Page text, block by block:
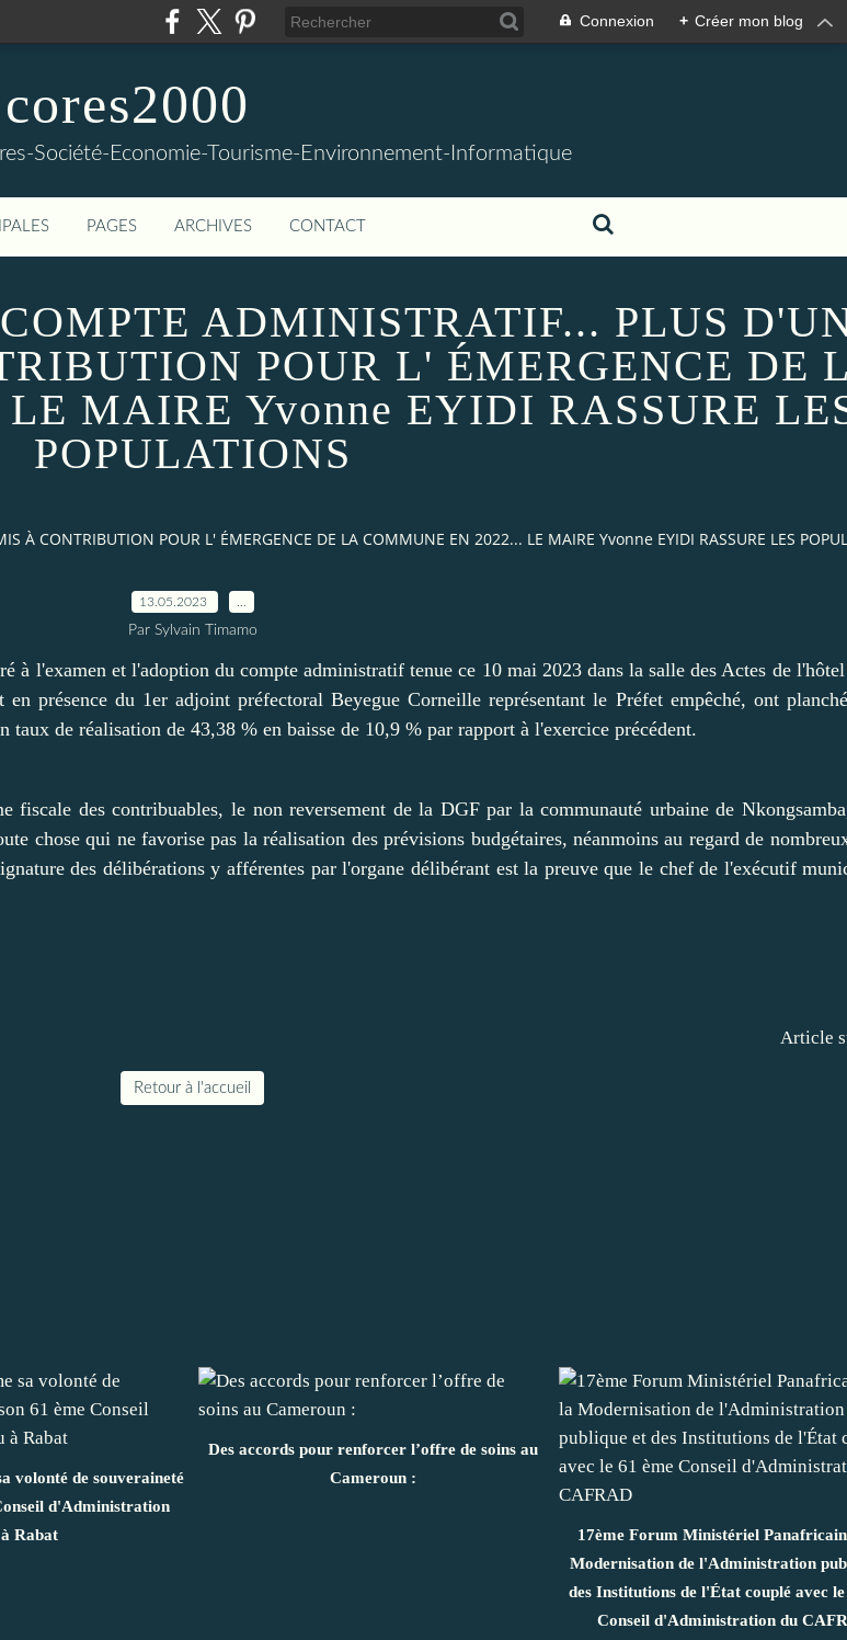
Connexion + Créer mon blog
Société-Economie-Tourisme-Environnement-Informatique
PAGES ARCHIVES CONTACT
ADMINISTRATIF... PLUS
POUR L' ÉMERGENCE DE
MAIRE Yvonne EYIDI RASSURE
POPULATIONS
À CONTRIBUTION POUR L' ÉMERGENCE DE LA COMMUNE EN 2022... LE MAIRE Yvonne EYIDI RASSURE LES
13.05.2023
Par Sylvain Timamo
à l'examen et l'adoption du compte administratif tenue ce 10 mai 2023 dans la salle des Actes de
présence du 1er adjoint préfectoral Beyegue Corneille représentant le Préfet empêché, ont
de réalisation de 43,38 % en baisse de 10,9 % par rapport à l'exercice précédent.
des contribuables, le non reversement de la DGF par la communauté urbaine de
chose qui ne favorise pas la réalisation des prévisions budgétaires, néanmoins au regard de
des délibérations y afférentes par l'organe délibérant est la preuve que le chef de l'exécutif
Article
Retour à l'accueil
volonté de souveraineté
d'Administration
Rabat
Des accords pour renforcer l’offre de soins au
Cameroun :
17ème Forum Ministériel
Modernisation de l'Administration
des Institutions de l'État couplé avec le
Conseil d'Administration du